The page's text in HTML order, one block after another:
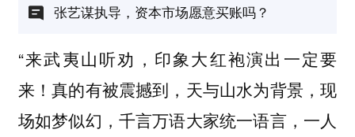
张艺谋执导，资本市场愿意买账吗？
“来武夷山听劝，印象大红袍演出一定要
来！真的有被震撼到，天与山水为背景，现
场如梦似幻，千言万语大家统一语言，一人